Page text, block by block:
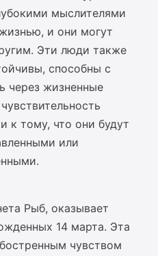
мыслителями
и они могут
Эти люди также
способны с
через жизненные
к тому, что они будут
или
Рыб, оказывает
14 марта. Эта
чувством